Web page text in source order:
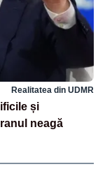
Realitatea din UDMR
și
neagă